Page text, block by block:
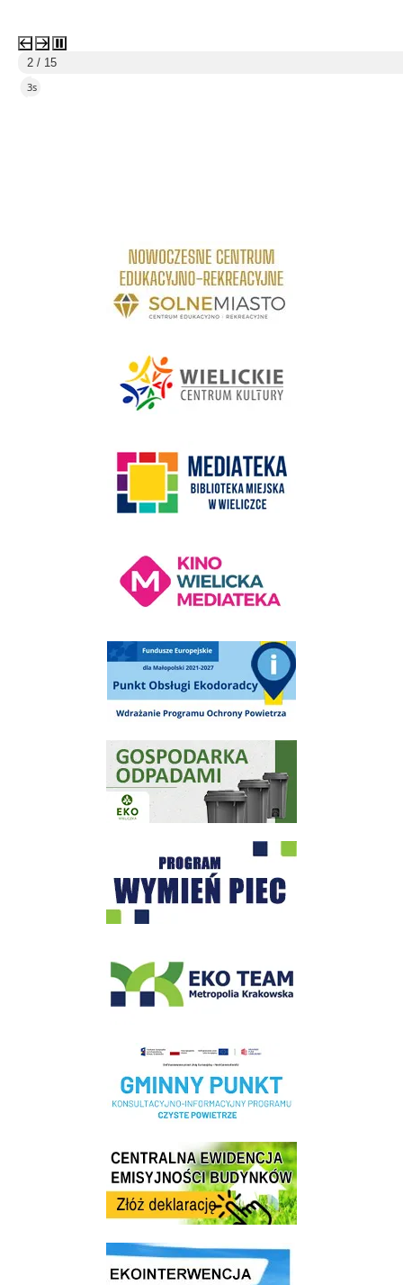
3 / 15
5s
link do strony Centrum Edukacyjno Rekreacyjne
Punkt Obsługi Ekodoradcy Wieliczka
Gospodarka odpadami na terenie Miasta i Gminy Wieliczka
Program "Czyste Powietrze" - Wieliczka
Realizacja Programu Czyste Powietrze w Gminie Wieliczka
Centrala Ewidencja Emisyjności Budynków - złóż deklarację
link do strony ekointerwencja dot.- powietrza